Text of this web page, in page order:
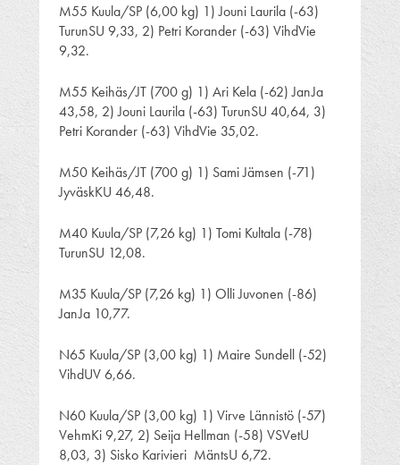
M55 Kuula/SP (6,00 kg) 1) Jouni Laurila (-63)
TurunSU 9,33, 2) Petri Korander (-63) VihdVie
9,32.
M55 Keihäs/JT (700 g) 1) Ari Kela (-62) JanJa
43,58, 2) Jouni Laurila (-63) TurunSU 40,64, 3)
Petri Korander (-63) VihdVie 35,02.
M50 Keihäs/JT (700 g) 1) Sami Jämsen (-71)
JyväskKU 46,48.
M40 Kuula/SP (7,26 kg) 1) Tomi Kultala (-78)
TurunSU 12,08.
M35 Kuula/SP (7,26 kg) 1) Olli Juvonen (-86)
JanJa 10,77.
N65 Kuula/SP (3,00 kg) 1) Maire Sundell (-52)
VihdUV 6,66.
N60 Kuula/SP (3,00 kg) 1) Virve Lännistö (-57)
VehmKi 9,27, 2) Seija Hellman (-58) VSVetU
8,03, 3) Sisko Karivieri MäntsU 6,72.